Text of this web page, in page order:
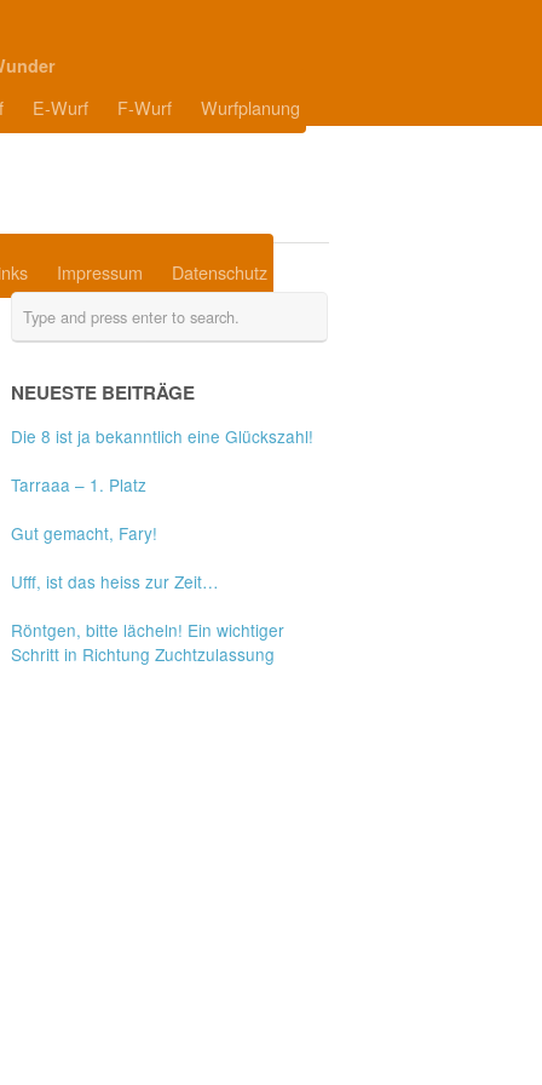
E-Wurf F-Wurf Wurfplanung
Impressum Datenschutz
NEUESTE BEITRÄGE
Die 8 ist ja bekanntlich eine Glückszahl!
Tarraaa – 1. Platz
Gut gemacht, Fary!
Ufff, ist das heiss zur Zeit…
Röntgen, bitte lächeln! Ein wichtiger
Schritt in Richtung Zuchtzulassung